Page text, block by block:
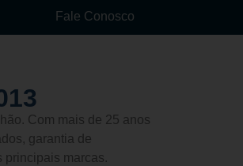
Fale Conosco
Com mais de 25 anos
garantia de
principais marcas.